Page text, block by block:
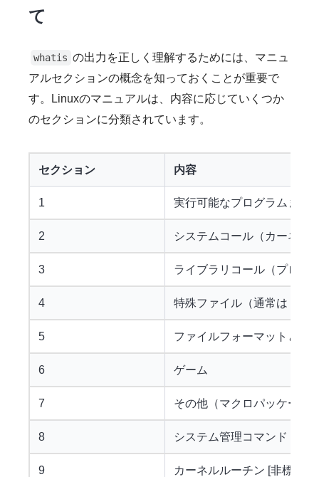
て
whatis の出力を正しく理解するためには、マニュ
アルセクションの概念を知っておくことが重要で
す。Linuxのマニュアルは、内容に応じていくつか
のセクションに分類されています。
セクション 内容
1 実行可能なプログラムまた
2 システムコール（カーネル
3 ライブラリコール（プログ
4 特殊ファイル（通常は
5 ファイルフォーマットと規
6 ゲーム
7 その他（マクロパッケージ
8 システム管理コマンド（通
9 カーネルルーチン [非標準]